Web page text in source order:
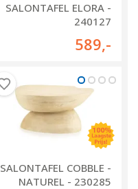
SALONTAFEL ELORA -
240127
589,-
SALONTAFEL COBBLE -
NATUREL - 230285